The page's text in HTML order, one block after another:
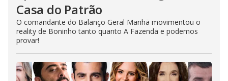
Casa do Patrão
O comandante do Balanço Geral Manhã movimentou o
reality de Boninho tanto quanto A Fazenda e podemos
provar!